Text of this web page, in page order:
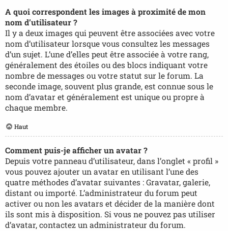
A quoi correspondent les images à proximité de mon
nom d’utilisateur ?
Il y a deux images qui peuvent être associées avec votre
nom d’utilisateur lorsque vous consultez les messages
d’un sujet. L’une d’elles peut être associée à votre rang,
généralement des étoiles ou des blocs indiquant votre
nombre de messages ou votre statut sur le forum. La
seconde image, souvent plus grande, est connue sous le
nom d’avatar et généralement est unique ou propre à
chaque membre.
Haut
Comment puis-je afficher un avatar ?
Depuis votre panneau d’utilisateur, dans l’onglet « profil »
vous pouvez ajouter un avatar en utilisant l’une des
quatre méthodes d’avatar suivantes : Gravatar, galerie,
distant ou importé. L’administrateur du forum peut
activer ou non les avatars et décider de la manière dont
ils sont mis à disposition. Si vous ne pouvez pas utiliser
d’avatar, contactez un administrateur du forum.